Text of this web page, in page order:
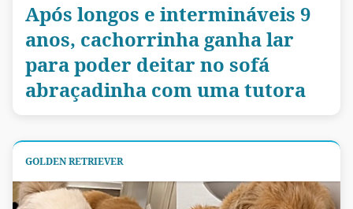
Após longos e intermináveis 9
anos, cachorrinha ganha lar
para poder deitar no sofá
abraçadinha com uma tutora
GOLDEN RETRIEVER